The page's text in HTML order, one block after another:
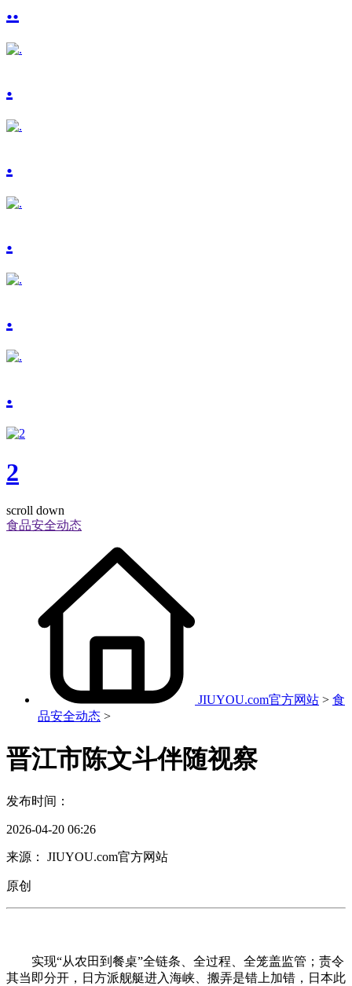
..
.
.
.
.
.
2
scroll down
食品安全动态
JIUYOU.com官方网站 > 食
品安全动态 >
晋江市陈文斗伴随视察
发布时间：
2026-04-20 06:26
来源： JIUYOU.com官方网站
原创
实现“从农田到餐桌”全链条、全过程、全笼盖监管；责令
其当即分开，日方派舰艇进入海峡、搬弄是错上加错，日本此